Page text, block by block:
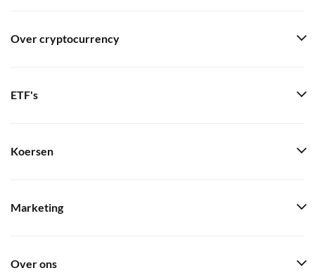
Over cryptocurrency
ETF's
Koersen
Marketing
Over ons